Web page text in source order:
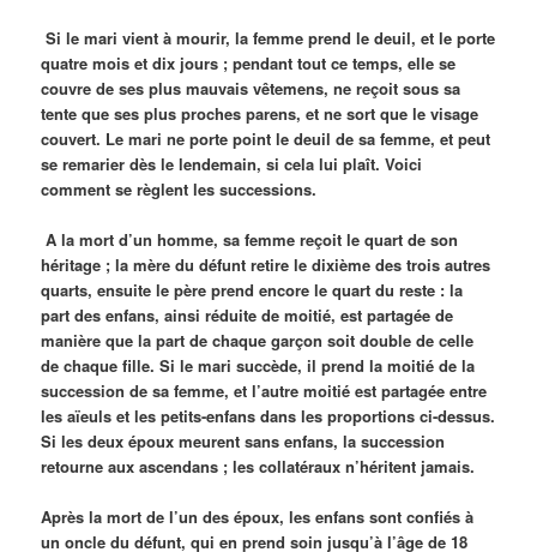
Si le mari vient à mourir, la femme prend le deuil, et le porte
quatre mois et dix jours ; pendant tout ce temps, elle se
couvre de ses plus mauvais vêtemens, ne reçoit sous sa
tente que ses plus proches parens, et ne sort que le visage
couvert. Le mari ne porte point le deuil de sa femme, et peut
se remarier dès le lendemain, si cela lui plaît. Voici
comment se règlent les successions.
A la mort d’un homme, sa femme reçoit le quart de son
héritage ; la mère du défunt retire le dixième des trois autres
quarts, ensuite le père prend encore le quart du reste : la
part des enfans, ainsi réduite de moitié, est partagée de
manière que la part de chaque garçon soit double de celle
de chaque fille. Si le mari succède, il prend la moitié de la
succession de sa femme, et l’autre moitié est partagée entre
les aïeuls et les petits-enfans dans les proportions ci-dessus.
Si les deux époux meurent sans enfans, la succession
retourne aux ascendans ; les collatéraux n’héritent jamais.
Après la mort de l’un des époux, les enfans sont confiés à
un oncle du défunt, qui en prend soin jusqu’à l’âge de 18